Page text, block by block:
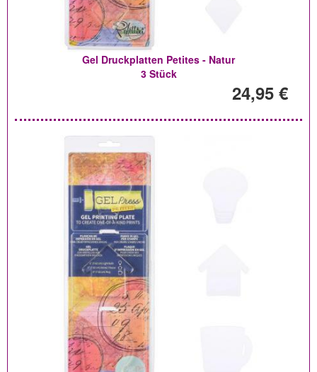
Gel Druckplatten Petites - Natur
3 Stück
24,95 €